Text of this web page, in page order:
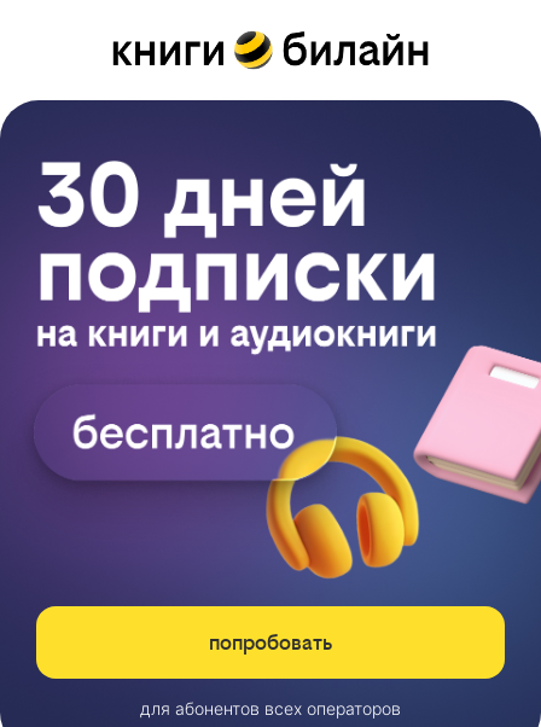
попробовать
для абонентов всех операторов